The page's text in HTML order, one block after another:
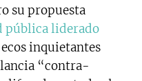
su propuesta
pública liderado
inquietantes
“contra-